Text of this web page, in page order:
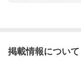
掲載情報について